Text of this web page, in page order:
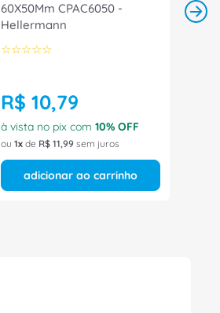
60X50Mm CPAC6050 -
Hellermann
☆☆☆☆☆
R$ 10,79
à vista no pix com 10% OFF
ou 1 de R$ 11,99 sem juros
adicionar ao carrinho